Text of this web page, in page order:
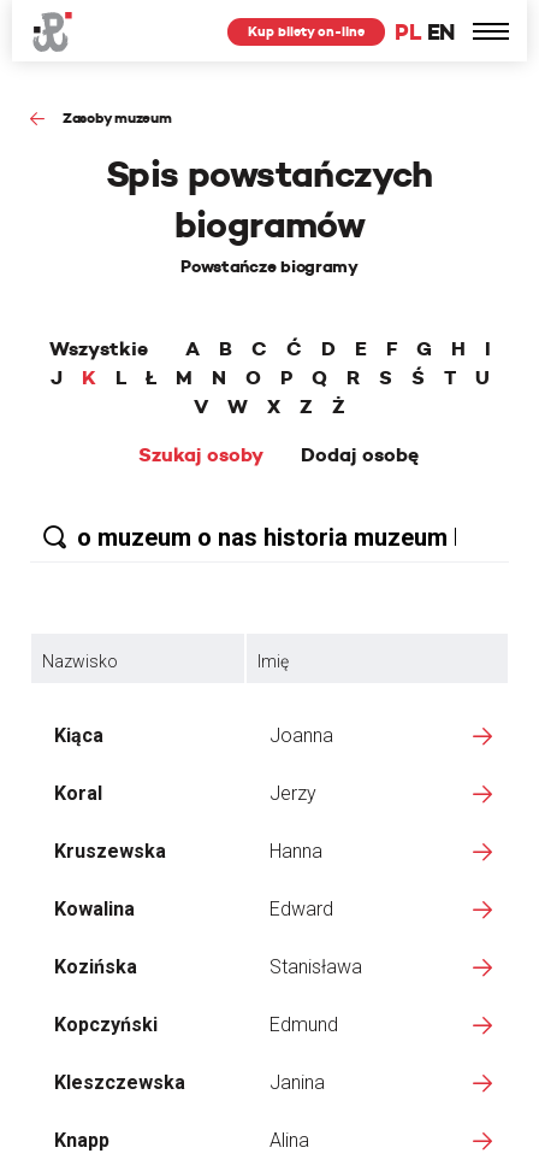
PL EN
Kup bilety on-line
Zasoby muzeum
Spis powstańczych
biogramów
Powstańcze biogramy
Wszystkie A B C Ć D E F G H
I
J
K L Ł M N O P Q R S Ś T
U
V
W X Z
Ż
Szukaj osoby
Dodaj osobę
Nazwisko Imię
Kiąca Joanna
Koral Jerzy
Kruszewska Hanna
Kowalina Edward
Kozińska Stanisława
Kopczyński Edmund
Kleszczewska Janina
Knapp Alina